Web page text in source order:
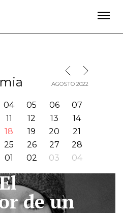
MES ANTERIOR
MES SIGUIENTE
AGOSTO 2022
04 05 06
07
11 12 13
14
18 19 20
21
25 26 27
28
01 02 03 04
de un
DE CINE
PRENSA
NEWSLETTER